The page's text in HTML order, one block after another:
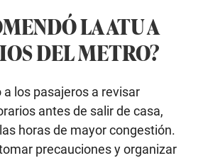
LA ATU A
DEL METRO?
los pasajeros a revisar
antes de salir de casa,
horas de mayor congestión.
precauciones y organizar